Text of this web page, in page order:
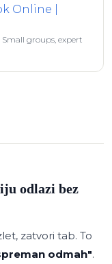
Online |
Small groups, expert
odlazi bez
zatvori tab. To
odmah".